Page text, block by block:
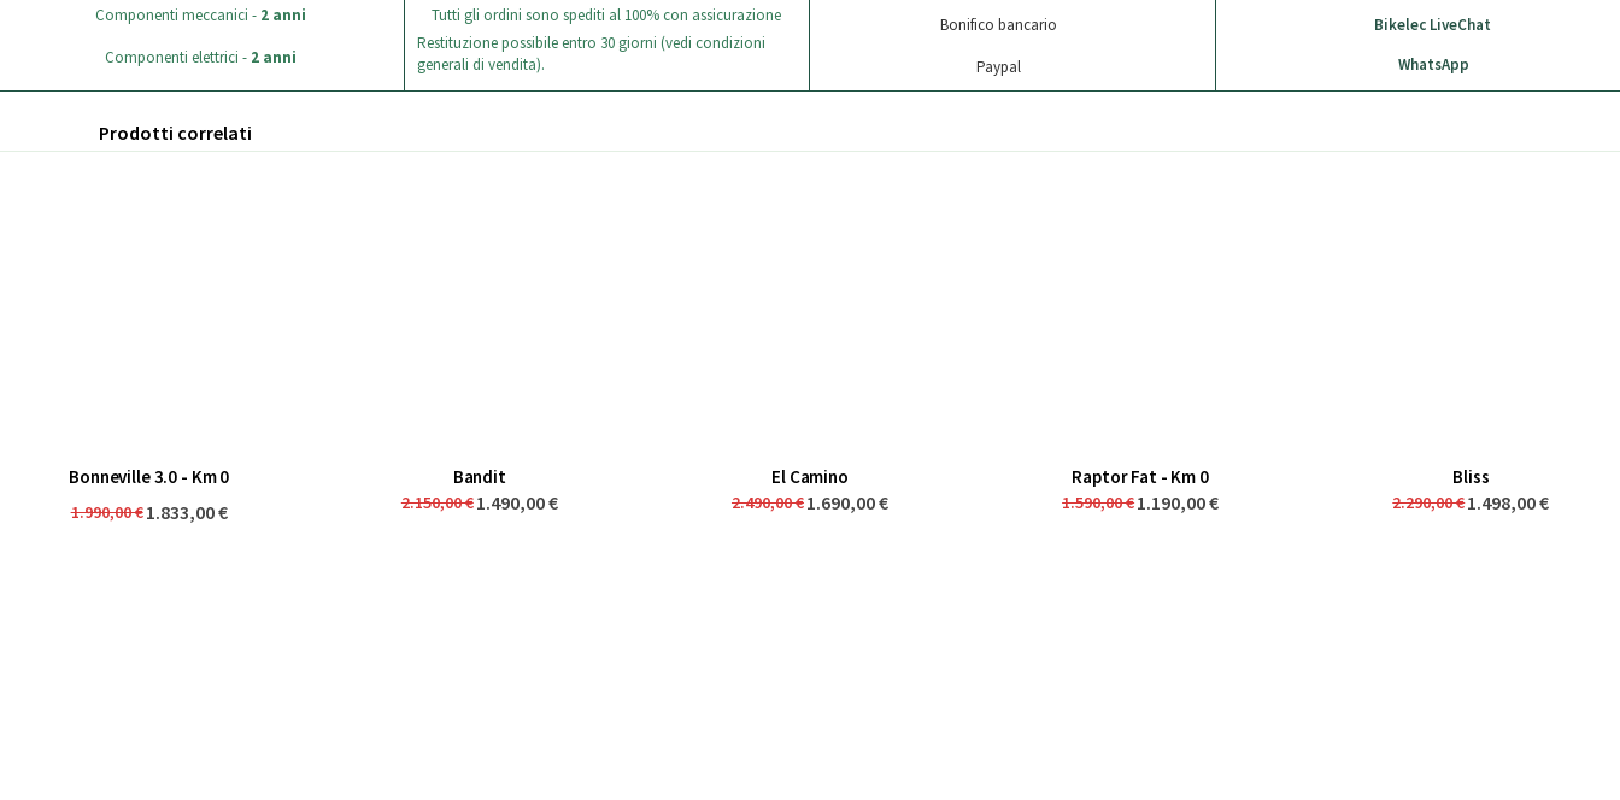
Componenti meccanici - 2 anni
Componenti elettrici - 2 anni
Tutti gli ordini sono spediti al 100% con assicurazione
Restituzione possibile entro 30 giorni (vedi condizioni
generali di vendita).
Bonifico bancario
Paypal
Bikelec LiveChat
WhatsApp
Prodotti correlati
Bonneville 3.0 - Km 0
1.990,00 €1.833,00 €
Bandit
2.150,00 €1.490,00 €
El Camino
2.490,00 €1.690,00 €
Raptor Fat - Km 0
1.590,00 €1.190,00 €
Bliss
2.290,00 €1.498,00 €